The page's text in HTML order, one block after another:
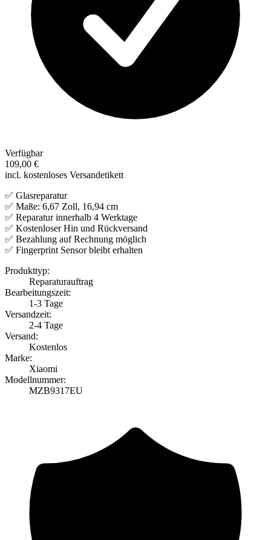
Verfügbar
109,00 €
incl. kostenloses Versandetikett
✅ Glasreparatur
✅ Maße: 6,67 Zoll, 16,94 cm
✅ Reparatur innerhalb 4 Werktage
✅ Kostenloser Hin und Rückversand
✅ Bezahlung auf Rechnung möglich
✅ Fingerprint Sensor bleibt erhalten
Produkttyp:
Reparaturauftrag
Bearbeitungszeit:
1-3 Tage
Versandzeit:
2-4 Tage
Versand:
Kostenlos
Marke:
Xiaomi
Modellnummer:
MZB9317EU